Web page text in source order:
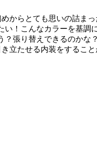
からとても思いの詰ま
！こんなカラーを基調
張り替えできるのかな
立たせる内装をすること